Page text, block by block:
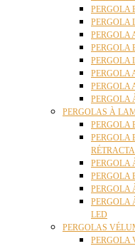
PERGOLA
PERGOLA
PERGOLA
PERGOLA
PERGOLA
PERGOLA
PERGOLA
PERGOLA
PERGOLAS À
PERGOLA
PERGOLA
PERGOLA
PERGOLA
PERGOLA
PERGOLA
LED
PERGOLAS
PERGOLA